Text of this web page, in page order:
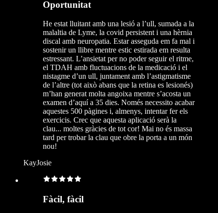
Oportunitat
He estat lluitant amb una lesió a l’ull, sumada a la
malaltia de Lyme, la covid persistent i una hèrnia
discal amb neuropatia. Estar asseguda em fa mal i
sostenir un llibre mentre estic estirada em resulta
estressant. L’ansietat per no poder seguir el ritme,
el TDAH amb fluctuacions de la medicació i el
nistagme d’un ull, juntament amb l’astigmatisme
de l’altre (tot això abans que la retina es lesionés)
m’han generat molta angoixa mentre s’acosta un
examen d’aquí a 35 dies. Només necessito acabar
aquestes 500 pàgines i, almenys, intentar fer els
exercicis. Crec que aquesta aplicació serà la
clau... moltes gràcies de tot cor! Mai no és massa
tard per trobar la clau que obre la porta a un món
nou!
KayJosie
Fàcil, fàcil